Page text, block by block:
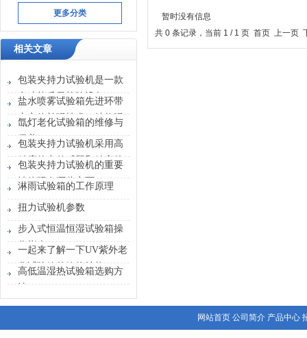
更多分类
相关文章
包装夹持力试验机是一款
多功能质量检验设备
盐水喷雾试验箱先进环带
产立体补强技术、结构强
实
氙灯老化试验箱的维修与
保养
包装夹持力试验机采用高
精度的力传感器和精密的
驱动系统
包装夹持力试验机的重要
性体现在哪些方面？
淋雨试验箱的工作原理
扭力试验机参数
步入式恒温恒湿试验箱操
作指南
一起来了解一下UV紫外老
化试验箱的箱体结构
高低温湿热试验箱选购方
法
暂时没有信息
共 0 条记录，当前 1 / 1 页 首页 上一页
网站首页 公司简介 产品中心